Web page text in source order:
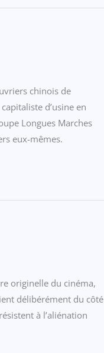
chinois de
d’usine en
Longues Marches
eux-mêmes.
originelle du cinéma,
délibérément du côté
à l’aliénation